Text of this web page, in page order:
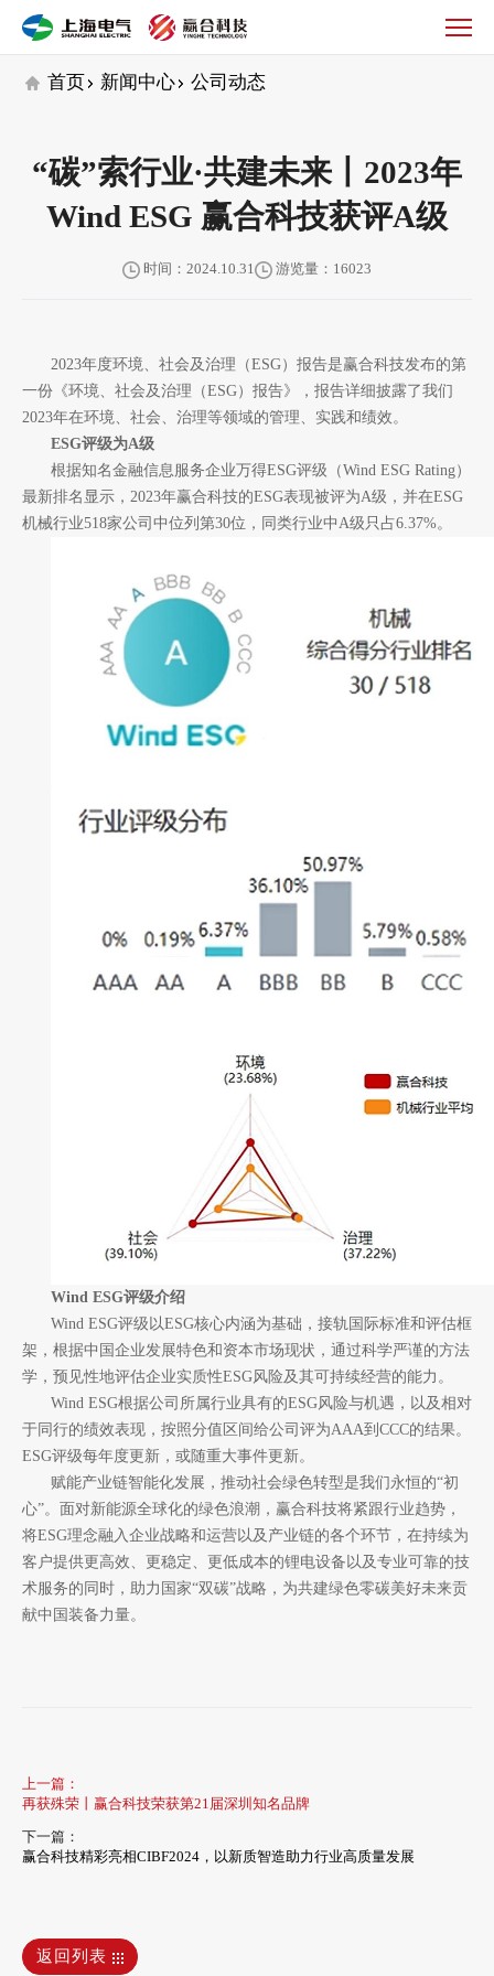
首页 新闻中心 公司动态
“碳”索行业·共建未来丨2023年
Wind ESG 赢合科技获评A级
时间：2024.10.31 游览量：16023
2023年度环境、社会及治理（ESG）报告是赢合科技发布的第
一份《环境、社会及治理（ESG）报告》，报告详细披露了我们
2023年在环境、社会、治理等领域的管理、实践和绩效。
ESG评级为A级
根据知名金融信息服务企业万得ESG评级（Wind ESG Rating）
最新排名显示，2023年赢合科技的ESG表现被评为A级，并在ESG
机械行业518家公司中位列第30位，同类行业中A级只占6.37%。
Wind ESG评级介绍
Wind ESG评级以ESG核心内涵为基础，接轨国际标准和评估框
架，根据中国企业发展特色和资本市场现状，通过科学严谨的方法
学，预见性地评估企业实质性ESG风险及其可持续经营的能力。
Wind ESG根据公司所属行业具有的ESG风险与机遇，以及相对
于同行的绩效表现，按照分值区间给公司评为AAA到CCC的结果。
ESG评级每年度更新，或随重大事件更新。
赋能产业链智能化发展，推动社会绿色转型是我们永恒的“初
心”。面对新能源全球化的绿色浪潮，赢合科技将紧跟行业趋势，
将ESG理念融入企业战略和运营以及产业链的各个环节，在持续为
客户提供更高效、更稳定、更低成本的锂电设备以及专业可靠的技
术服务的同时，助力国家“双碳”战略，为共建绿色零碳美好未来贡
献中国装备力量。
上一篇：
再获殊荣丨赢合科技荣获第21届深圳知名品牌
下一篇：
赢合科技精彩亮相CIBF2024，以新质智造助力行业高质量发展
返回列表